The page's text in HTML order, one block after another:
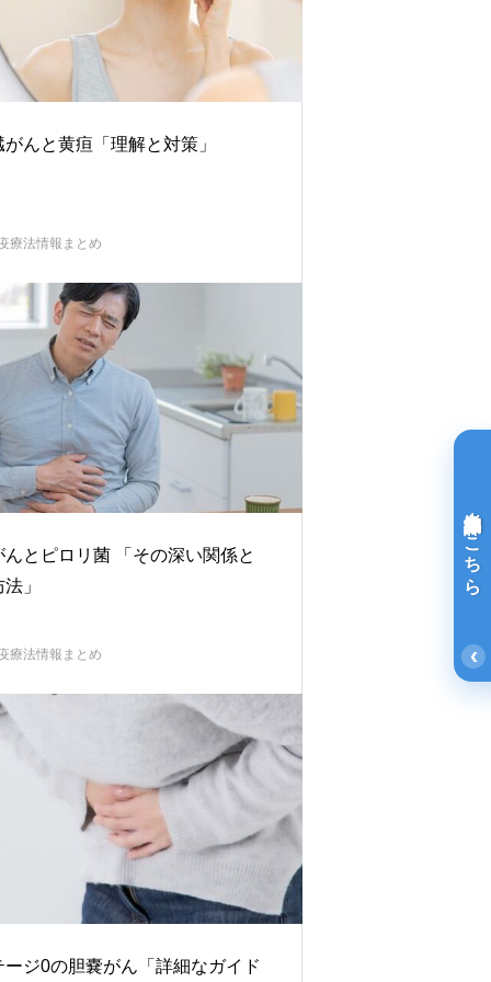
がんと黄疸「理解と対策」
療法情報まとめ
んとピロリ菌 「その深い関係と
」
療法情報まとめ
ージ0の胆嚢がん「詳細なガイド
‹
光免疫療法詳細はこちら